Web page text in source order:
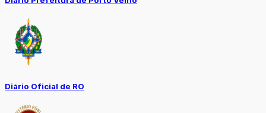
Diário Oficial de RO